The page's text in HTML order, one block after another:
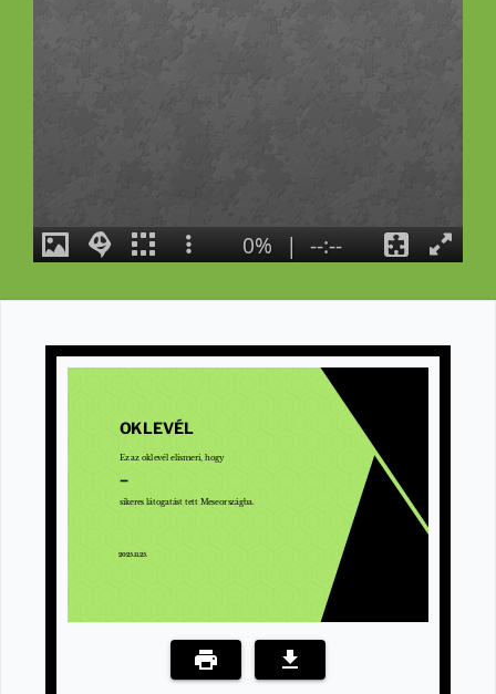
OKLEVÉL
Ez az oklevél elismeri, hogy
–
sikeres látogatást tett Meseországba.
2025.11.25.